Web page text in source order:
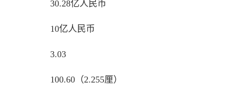
30.28亿人民币
10亿人民币
3.03
100.60（2.255厘）